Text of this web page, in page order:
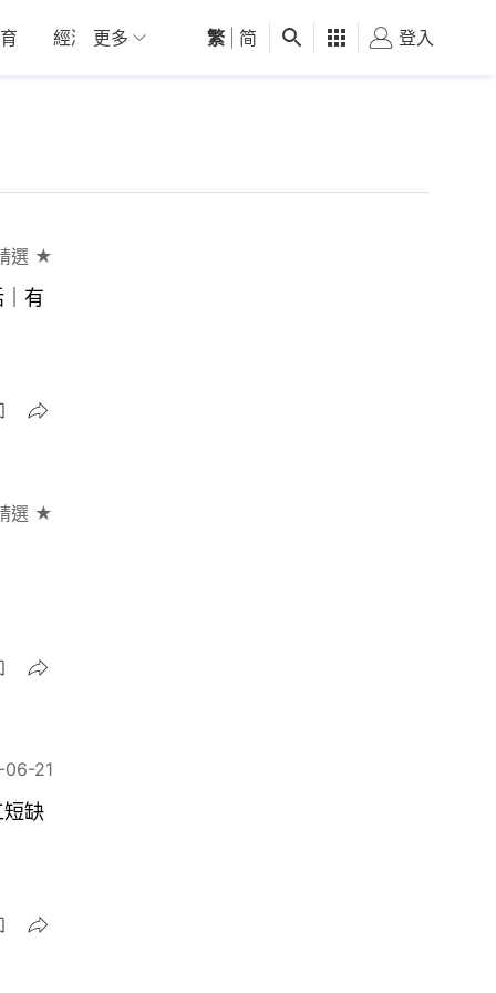
經濟 01深圳 觀點 健康 好食玩飛
更多 繁 简 登入
選 ★
有
選 ★
21
缺